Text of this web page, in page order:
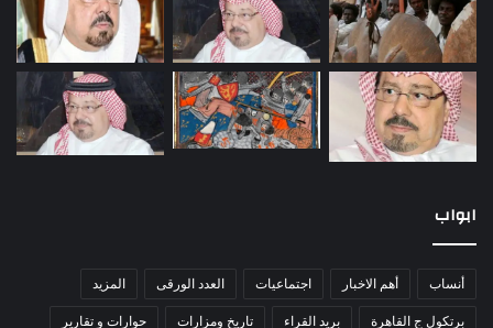
ابواب
أنساب أهم الاخبار اجتماعيات العدد الورقى المزيد
برتكول ج القاهرة بريد القراء تاريخ ومزارات حوارات و تقارير